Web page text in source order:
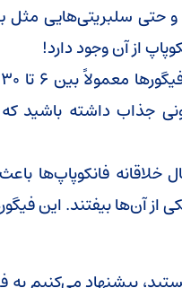
و حتی سلبریتی‌هایی
از آن وجود دارد!
جذاب داشته باشید
خلاقانه فانکوپاپ‌ها
از آن‌ها بیفتند. این
پیشنهاد می‌کنیم به